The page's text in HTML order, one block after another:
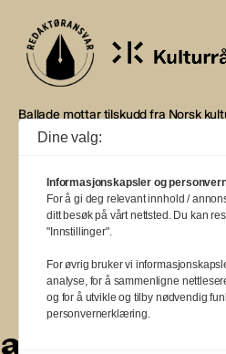
Ballade mottar tilskudd fra Norsk
støtte fra eierne NOPA, Norsk
Musikkforleggerne. Ballade drives
BALLADE — NORGES
a
a
aa
Dine valg:
Informasjonskapsler og
For å gi deg relevant innhold /
ditt besøk på vårt nettsted. Du kan
"Innstillinger".
For øvrig bruker vi
analyse, for å sammenligne
og for å utvikle og tilby nødvendig
personvernerklæring.